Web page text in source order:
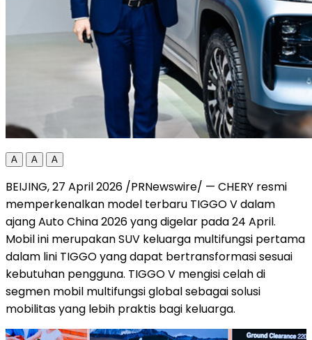
A A A
BEIJING, 27 April 2026 /PRNewswire/ — CHERY resmi
memperkenalkan model terbaru TIGGO V dalam
ajang Auto China 2026 yang digelar pada 24 April.
Mobil ini merupakan SUV keluarga multifungsi pertama
dalam lini TIGGO yang dapat bertransformasi sesuai
kebutuhan pengguna. TIGGO V mengisi celah di
segmen mobil multifungsi global sebagai solusi
mobilitas yang lebih praktis bagi keluarga.